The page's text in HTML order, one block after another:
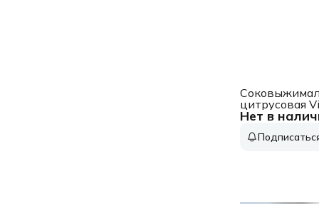
Нет в
цитрусовая
VT-3669 25Вт
стальной/